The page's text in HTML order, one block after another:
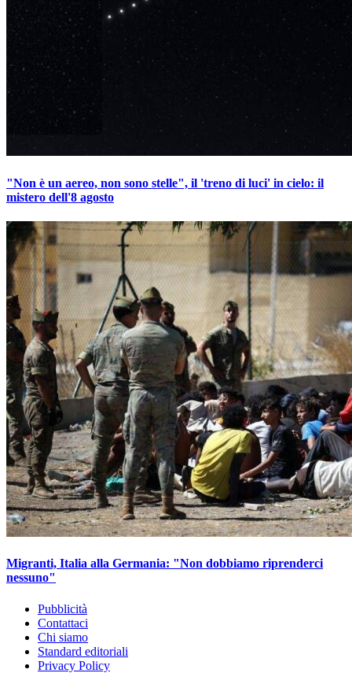
"Non è un aereo, non sono stelle", il 'treno di luci' in cielo: il
mistero dell'8 agosto
Migranti, Italia alla Germania: "Non dobbiamo riprenderci
nessuno"
Pubblicità
Contattaci
Chi siamo
Standard editoriali
Privacy Policy